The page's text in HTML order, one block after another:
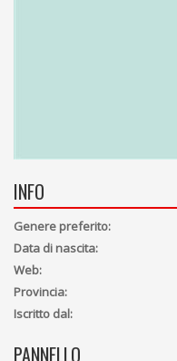
INFO
Genere preferito:
Data di nascita:
Web:
Provincia:
Iscritto dal:
PANNELLO